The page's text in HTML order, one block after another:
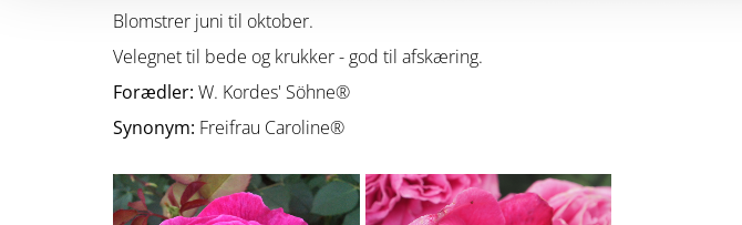
Blomstrer juni til oktober.
Velegnet til bede og krukker - god til afskæring.
Forædler: W. Kordes' Söhne®
Synonym: Freifrau Caroline®